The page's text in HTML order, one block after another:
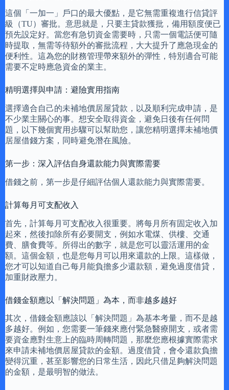
這個「一加一」戶口的最大優點，是它無需重複進行信貸評
級（TU）審批。意思就是，只要主貸款獲批，備用額度便已
預先設定好。當您有急切資金需要時，只需一個電話便可隨
時提取，無需等待額外的審批流程，大大提升了應急現金的
便利性。這為您的財務管理帶來額外的彈性，特別適合可能
需要不定時應急資金的業主。
精明選擇與申請：避險實用指南
選擇適合自己的未補地價居屋貸款，以及順利完成申請，是
不少業主關心的事。想安全取得資金，避免日後有任何問
題，以下幾個實用步驟可以幫助您，讓您精明選擇未補地價
居屋借錢方案，同時避免潛在風險。
第一步：深入評估自身還款能力與實際需要
借錢之前，第一步是仔細評估個人還款能力與實際需要。
計算每月可支配收入
首先，計算每月可支配收入很重要。將每月所有固定收入加
起來，然後扣除所有必要開支，例如水電煤、供樓、交通
費、膳食費等。所得出的數字，就是您可以靈活運用的金
額。這個金額，也是您每月可以用來還款的上限。這樣做，
您才可以知道自己每月能負擔多少還款額，避免過度借貸，
加重財政壓力。
借錢金額應以「解決問題」為本，而非越多越好
其次，借錢金額應該以「解決問題」為基本考量，而不是越
多越好。例如，您需要一筆錢來應付緊急醫療開支，或者需
要資金應對生意上的臨時周轉問題，那麼您應根據實際需求
來申請未補地價居屋貸款的金額。過度借貸，會令還款負擔
變得沉重，甚至影響您的日常生活，因此只借足夠解決問題
的金額，是最明智的做法。